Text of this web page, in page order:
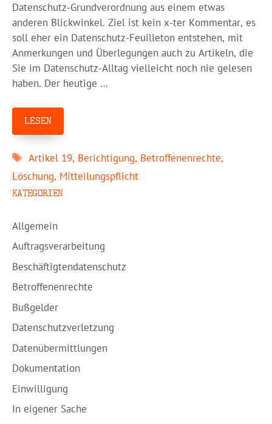
Datenschutz-Grundverordnung aus einem etwas
anderen Blickwinkel. Ziel ist kein x-ter Kommentar, es
soll eher ein Datenschutz-Feuilleton entstehen, mit
Anmerkungen und Überlegungen auch zu Artikeln, die
Sie im Datenschutz-Alltag vielleicht noch nie gelesen
haben. Der heutige …
LESEN
Schlagwörter
Artikel 19, Berichtigung, Betroffenenrechte,
Löschung, Mitteilungspflicht
KATEGORIEN
Allgemein
Auftragsverarbeitung
Beschäftigtendatenschutz
Betroffenenrechte
Bußgelder
Datenschutzverletzung
Datenübermittlungen
Dokumentation
Einwilligung
In eigener Sache